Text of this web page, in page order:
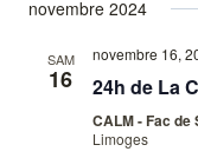
novembre 2024
SAM
16
novembre 16,
24h de La
CALM - Fac de
Limoges